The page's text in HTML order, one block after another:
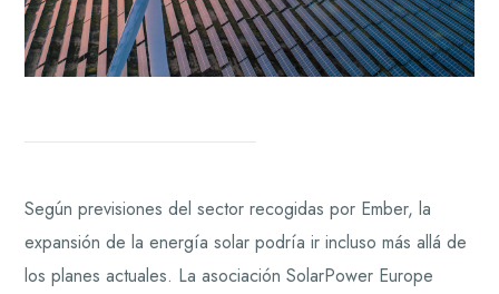
Según previsiones del sector recogidas por Ember, la
expansión de la energía solar podría ir incluso más allá de
los planes actuales. La asociación SolarPower Europe